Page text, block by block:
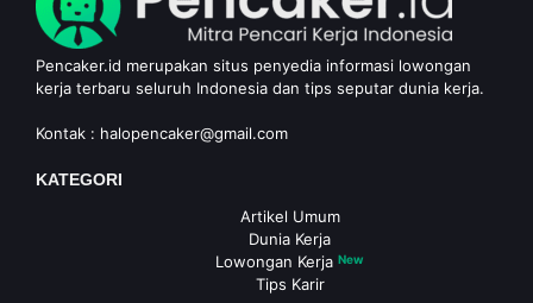
Pencaker.id merupakan situs penyedia informasi lowongan
kerja terbaru seluruh Indonesia dan tips seputar dunia kerja.
Kontak : halopencaker@gmail.com
KATEGORI
Artikel Umum
Dunia Kerja
Lowongan Kerja New
Tips Karir